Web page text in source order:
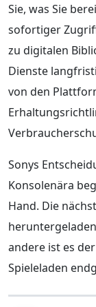
Sie, was Sie
sofortiger
zu digitalen
Dienste
von den
Sonys
Konsolenära
Hand. Die
andere ist es
Spieleladen